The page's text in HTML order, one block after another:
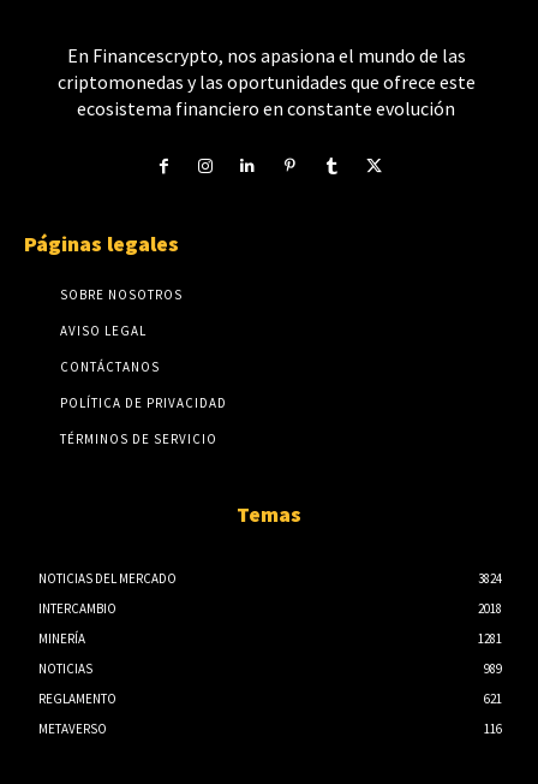
En Financescrypto, nos apasiona el mundo de las
criptomonedas y las oportunidades que ofrece este
ecosistema financiero en constante evolución
Páginas legales
SOBRE NOSOTROS
AVISO LEGAL
CONTÁCTANOS
POLÍTICA DE PRIVACIDAD
TÉRMINOS DE SERVICIO
Temas
NOTICIAS DEL MERCADO
3824
INTERCAMBIO
2018
MINERÍA
1281
NOTICIAS
989
REGLAMENTO
621
METAVERSO
116